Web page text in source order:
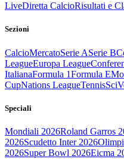
LiveDiretta CalcioRisultati e
Sezioni
CalcioMercatoSerie ASerie B
LeagueEuropa League
ItalianaFormula 1Formula E
CupNations LeagueTennisSci
Speciali
Mondiali 2026Roland Garros
2026Scudetto Inter 2026
2026Super Bowl 2026Eicma